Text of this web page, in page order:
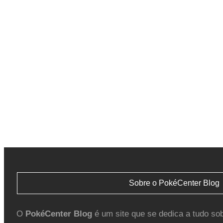
Sobre o PokéCenter Blog
O PokéCenter Blogé um site que se dedica a tudo